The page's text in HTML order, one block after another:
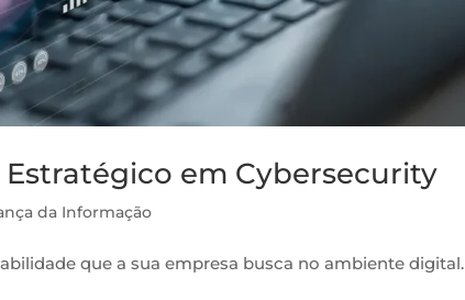
em Cybersecurity
da Informação
que a sua empresa busca no ambiente digital.